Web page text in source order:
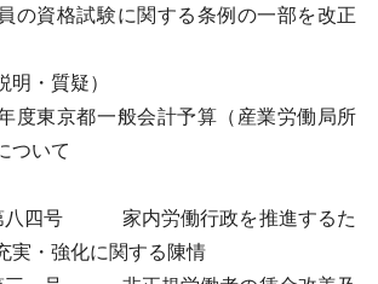
資格試験に関する条例の一部を改正
・質疑）
東京都一般会計予算（産業労働局所
ついて
四号 家内労働行政を推進するた
実・強化に関する陳情